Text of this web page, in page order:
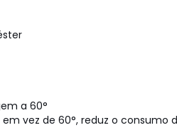
a 60°
vez de 60°, reduz o consumo